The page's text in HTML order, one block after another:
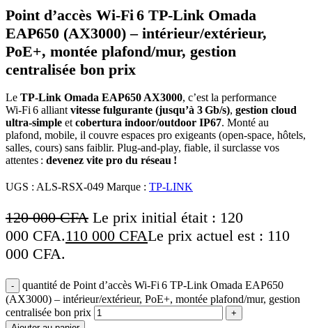
Point d’accès Wi‑Fi 6 TP‑Link Omada
EAP650 (AX3000) – intérieur/extérieur,
PoE+, montée plafond/mur, gestion
centralisée bon prix
Le TP‑Link Omada EAP650 AX3000, c’est la performance
Wi‑Fi 6 alliant vitesse fulgurante (jusqu’à 3 Gb/s), gestion cloud
ultra‑simple et cobertura indoor/outdoor IP67. Monté au
plafond, mobile, il couvre espaces pro exigeants (open‑space, hôtels,
salles, cours) sans faiblir. Plug‑and‑play, fiable, il surclasse vos
attentes : devenez vite pro du réseau !
UGS : ALS-RSX-049 Marque : TP-LINK
120 000CFA Le prix initial était : 120
000 CFA.110 000 CFALe prix actuel est : 110
000 CFA.
quantité de Point d’accès Wi‑Fi 6 TP‑Link Omada EAP650
(AX3000) – intérieur/extérieur, PoE+, montée plafond/mur, gestion
centralisée bon prix